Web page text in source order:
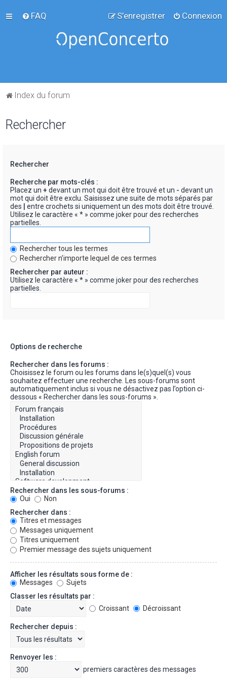
FAQ Connexion
S’enregistrer
Index du forum
Rechercher
Rechercher
Recherche par mots-clés :
Placez un + devant un mot qui doit être trouvé et un - devant un
mot qui doit être exclu. Saisissez une suite de mots séparés par
des
entre crochets si uniquement un des mots doit être trouvé.
Utilisez le caractère « * » comme joker pour des recherches
partielles.
Rechercher tous les termes
Rechercher n’importe lequel de ces termes
Rechercher par auteur :
Utilisez le caractère « * » comme joker pour des recherches
partielles.
Options de recherche
Rechercher dans les forums :
Choisissez le forum ou les forums dans le(s)quel(s) vous
souhaitez effectuer une recherche. Les sous-forums sont
automatiquement inclus si vous ne désactivez pas l’option ci-
dessous « Rechercher dans les sous-forums ».
Rechercher dans les sous-forums :
Oui
Non
Rechercher dans :
Titres et messages
Messages uniquement
Titres uniquement
Premier message des sujets uniquement
Afficher les résultats sous forme de :
Messages
Sujets
Classer les résultats par :
Croissant
Décroissant
Rechercher depuis :
Renvoyer les :
premiers caractères des messages